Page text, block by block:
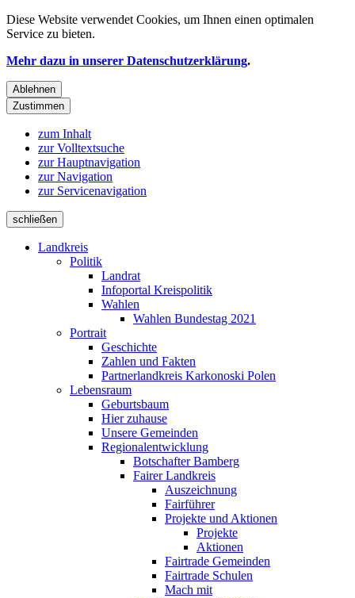
Diese Website verwendet Cookies, um Ihnen einen optimalen
Service zu bieten.
Mehr dazu in unserer Datenschutzerklärung.
Ablehnen
Zustimmen
zum Inhalt
zur Volltextsuche
zur Hauptnavigation
zur Navigation
zur Servicenavigation
schließen
Landkreis
Politik
Landrat
Infoportal Kreispolitik
Wahlen
Wahlen Bundestag 2021
Portrait
Geschichte
Zahlen und Fakten
Partnerlandkreis Karkonoski Polen
Lebensraum
Geburtsbaum
Hier zuhause
Unsere Gemeinden
Regionalentwicklung
Botschafter Bamberg
Fairer Landkreis
Auszeichnung
Fairführer
Projekte und Aktionen
Projekte
Aktionen
Fairtrade Gemeinden
Fairtrade Schulen
Mach mit